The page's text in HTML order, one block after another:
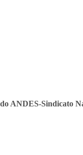
ANDES-Sindicato